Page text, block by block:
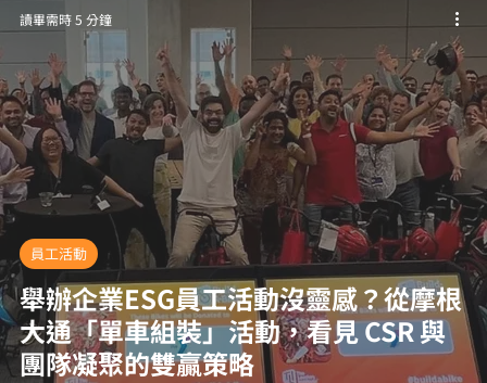
舉辦企業ESG員工活動沒靈感？從摩根
大通「單車組裝」活動，看見 CSR 與
團隊凝聚的雙贏策略
員工活動
讀畢需時 5 分鐘